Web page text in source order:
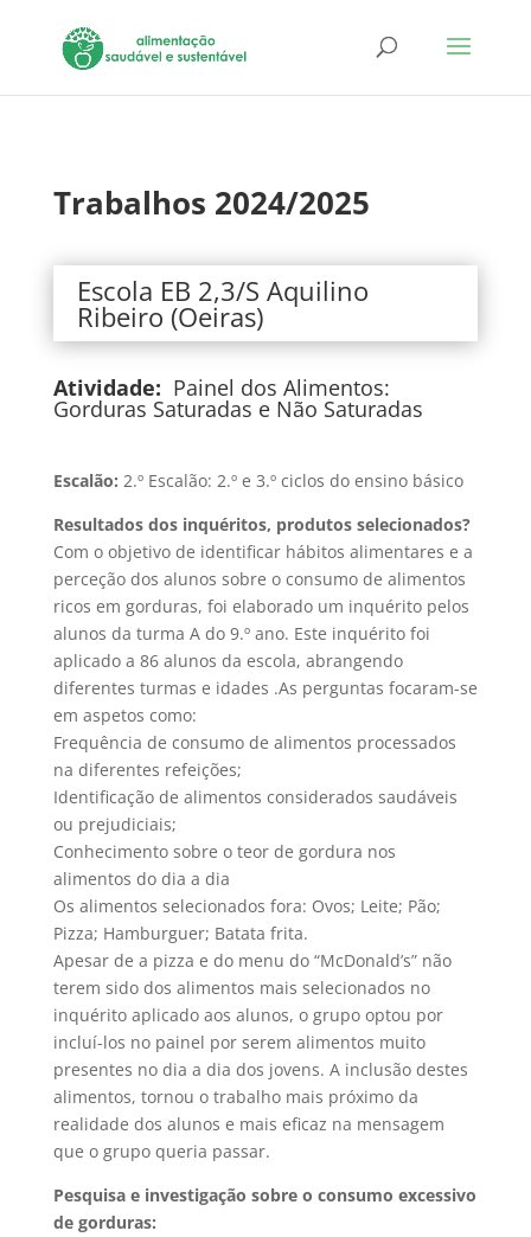
Trabalhos 2024/2025
Escola EB 2,3/S Aquilino
Ribeiro (Oeiras)
Atividade: Painel dos Alimentos:
Gorduras Saturadas e Não Saturadas
Escalão: 2.º Escalão: 2.º e 3.º ciclos do ensino básico
Resultados dos inquéritos, produtos selecionados?
Com o objetivo de identificar hábitos alimentares e a
perceção dos alunos sobre o consumo de alimentos
ricos em gorduras, foi elaborado um inquérito pelos
alunos da turma A do 9.º ano. Este inquérito foi
aplicado a 86 alunos da escola, abrangendo
diferentes turmas e idades .As perguntas focaram-se
em aspetos como:
Frequência de consumo de alimentos processados
na diferentes refeições;
Identificação de alimentos considerados saudáveis
ou prejudiciais;
Conhecimento sobre o teor de gordura nos
alimentos do dia a dia
Os alimentos selecionados fora: Ovos; Leite; Pão;
Pizza; Hamburguer; Batata frita.
Apesar de a pizza e do menu do “McDonald’s” não
terem sido dos alimentos mais selecionados no
inquérito aplicado aos alunos, o grupo optou por
incluí-los no painel por serem alimentos muito
presentes no dia a dia dos jovens. A inclusão destes
alimentos, tornou o trabalho mais próximo da
realidade dos alunos e mais eficaz na mensagem
que o grupo queria passar.
Pesquisa e investigação sobre o consumo excessivo
de gorduras: